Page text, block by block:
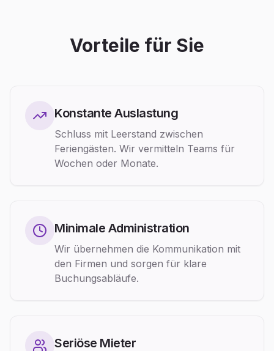
Vorteile für Sie
Konstante Auslastung
Schluss mit Leerstand zwischen
Feriengästen. Wir vermitteln Teams für
Wochen oder Monate.
Minimale Administration
Wir übernehmen die Kommunikation mit
den Firmen und sorgen für klare
Buchungsabläufe.
Seriöse Mieter